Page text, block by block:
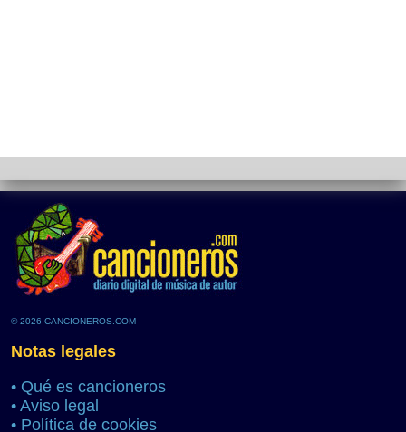
© 2026 CANCIONEROS.COM
Notas legales
• Qué es cancioneros
• Aviso legal
• Política de cookies